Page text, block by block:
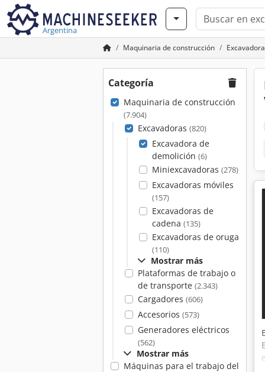
Argentina
Maquinaria de construcción
Categoría
Maquinaria de construcción
(7.904)
Excavadoras (820)
Excavadora de
demolición (6)
Miniexcavadoras (278)
Excavadoras móviles
(157)
Excavadoras de
cadena (135)
Excavadoras de oruga
(110)
Mostrar más
Plataformas de trabajo o
de transporte (2.343)
Cargadores (606)
Accesorios (573)
Generadores eléctricos
(562)
Mostrar más
Máquinas para el trabajo del